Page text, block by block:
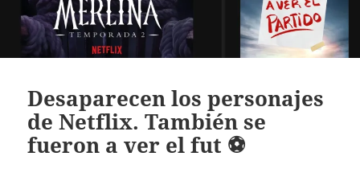
Desaparecen los personajes
de Netflix. También se
fueron a ver el fut ⚽